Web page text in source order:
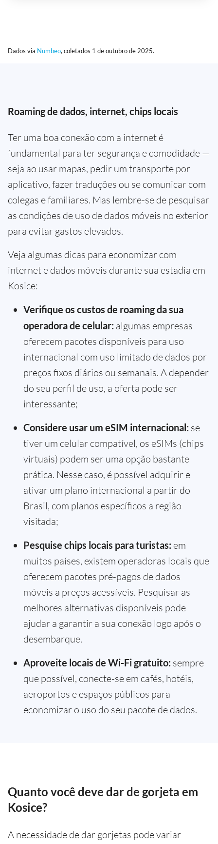
Dados via Numbeo, coletados 1 de outubro de 2025.
Roaming de dados, internet, chips locais
Ter uma boa conexão com a internet é
fundamental para ter segurança e comodidade —
seja ao usar mapas, pedir um transporte por
aplicativo, fazer traduções ou se comunicar com
colegas e familiares. Mas lembre-se de pesquisar
as condições de uso de dados móveis no exterior
para evitar gastos elevados.
Veja algumas dicas para economizar com
internet e dados móveis durante sua estadia em
Kosice:
Verifique os custos de roaming da sua
operadora de celular: algumas empresas
oferecem pacotes disponíveis para uso
internacional com uso limitado de dados por
preços fixos diários ou semanais. A depender
do seu perfil de uso, a oferta pode ser
interessante;
Considere usar um eSIM internacional: se
tiver um celular compatível, os eSIMs (chips
virtuais) podem ser uma opção bastante
prática. Nesse caso, é possível adquirir e
ativar um plano internacional a partir do
Brasil, com planos específicos a região
visitada;
Pesquise chips locais para turistas: em
muitos países, existem operadoras locais que
oferecem pacotes pré-pagos de dados
móveis a preços acessíveis. Pesquisar as
melhores alternativas disponíveis pode
ajudar a garantir a sua conexão logo após o
desembarque.
Aproveite locais de Wi-Fi gratuito: sempre
que possível, conecte-se em cafés, hotéis,
aeroportos e espaços públicos para
economizar o uso do seu pacote de dados.
Quanto você deve dar de gorjeta em
Kosice?
A necessidade de dar gorjetas pode variar